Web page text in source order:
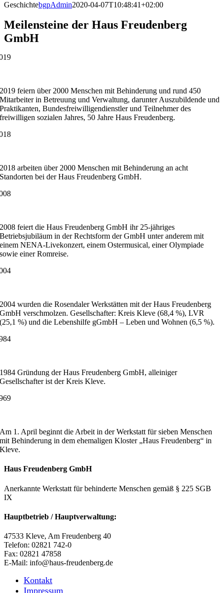
GeschichtebgpAdmin2020-04-07T10:48:41+02:00
Meilensteine der Haus Freudenberg
GmbH
2019 feiern über 2000 Menschen mit Behinderung und rund 450
Mitarbeiter in Betreuung und Verwaltung, darunter Auszubildende und
Praktikanten, Bundesfreiwilligendienstler und Teilnehmer des
freiwilligen sozialen Jahres, 50 Jahre Haus Freudenberg.
2018 arbeiten über 2000 Menschen mit Behinderung an acht
Standorten bei der Haus Freudenberg GmbH.
2008 feiert die Haus Freudenberg GmbH ihr 25-jähriges
Betriebsjubiläum in der Rechtsform der GmbH unter anderem mit
einem NENA-Livekonzert, einem Ostermusical, einer Olympiade
sowie einer Romreise.
2004 wurden die Rosendaler Werkstätten mit der Haus Freudenberg
GmbH verschmolzen. Gesellschafter: Kreis Kleve (68,4 %), LVR
(25,1 %) und die Lebenshilfe gGmbH – Leben und Wohnen (6,5 %).
1984 Gründung der Haus Freudenberg GmbH, alleiniger
Gesellschafter ist der Kreis Kleve.
Am 1. April beginnt die Arbeit in der Werkstatt für sieben Menschen
mit Behinderung in dem ehemaligen Kloster „Haus Freudenberg“ in
Kleve.
Haus Freudenberg GmbH
Anerkannte Werkstatt für behinderte Menschen gemäß § 225 SGB
IX
Hauptbetrieb / Hauptverwaltung:
47533 Kleve, Am Freudenberg 40
Telefon: 02821 742-0
Fax: 02821 47858
E-Mail: info@haus-freudenberg.de
Kontakt
Impressum